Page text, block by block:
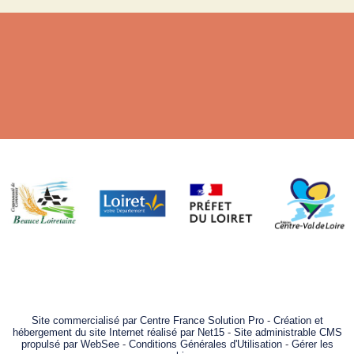
Site commercialisé par Centre France Solution Pro- Création et
hébergement du site Internet réalisé par Net15- Site administrable CMS
propulsé par WebSee- Conditions Générales d'Utilisation- Gérer les